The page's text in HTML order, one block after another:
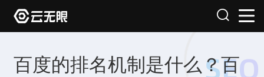
百度的排名机制是什么？百